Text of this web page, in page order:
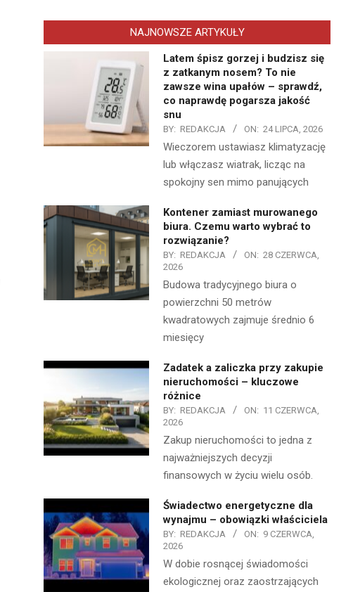
NAJNOWSZE ARTYKUŁY
Latem śpisz gorzej i budzisz się
z zatkanym nosem? To nie
zawsze wina upałów – sprawdź,
co naprawdę pogarsza jakość
snu
BY: REDAKCJA ON: 24 LIPCA, 2026
Wieczorem ustawiasz klimatyzację
lub włączasz wiatrak, licząc na
spokojny sen mimo panujących
Kontener zamiast murowanego
biura. Czemu warto wybrać to
rozwiązanie?
BY: REDAKCJA ON: 28 CZERWCA,
2026
Budowa tradycyjnego biura o
powierzchni 50 metrów
kwadratowych zajmuje średnio 6
miesięcy
Zadatek a zaliczka przy zakupie
nieruchomości – kluczowe
różnice
BY: REDAKCJA ON: 11 CZERWCA,
2026
Zakup nieruchomości to jedna z
najważniejszych decyzji
finansowych w życiu wielu osób.
Świadectwo energetyczne dla
wynajmu – obowiązki właściciela
BY: REDAKCJA ON: 9 CZERWCA,
2026
W dobie rosnącej świadomości
ekologicznej oraz zaostrzających